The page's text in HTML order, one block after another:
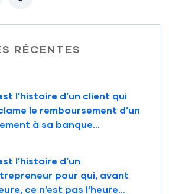
RÉCENTES
l’histoire d’un client qui
le remboursement d’un
à sa banque…
l’histoire d’un
pour qui, avant
ce n’est pas l’heure…